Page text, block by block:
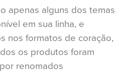
apenas alguns dos temas
em sua linha, e
nos formatos de coração,
os produtos foram
renomados